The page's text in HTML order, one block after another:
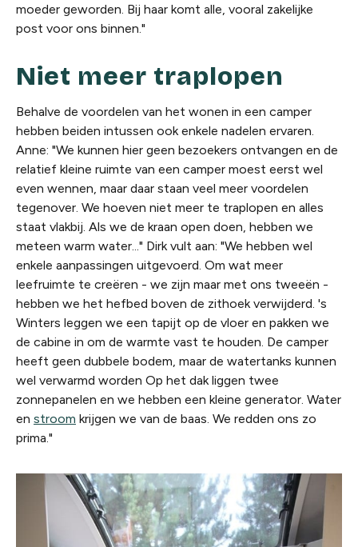
moeder geworden. Bij haar komt alle, vooral zakelijke
post voor ons binnen."
Niet meer traplopen
Behalve de voordelen van het wonen in een camper
hebben beiden intussen ook enkele nadelen ervaren.
Anne: "We kunnen hier geen bezoekers ontvangen en de
relatief kleine ruimte van een camper moest eerst wel
even wennen, maar daar staan veel meer voordelen
tegenover. We hoeven niet meer te traplopen en alles
staat vlakbij. Als we de kraan open doen, hebben we
meteen warm water..." Dirk vult aan: "We hebben wel
enkele aanpassingen uitgevoerd. Om wat meer
leefruimte te creëren - we zijn maar met ons tweeën -
hebben we het hefbed boven de zithoek verwijderd. 's
Winters leggen we een tapijt op de vloer en pakken we
de cabine in om de warmte vast te houden. De camper
heeft geen dubbele bodem, maar de watertanks kunnen
wel verwarmd worden Op het dak liggen twee
zonnepanelen en we hebben een kleine generator. Water
en stroom krijgen we van de baas. We redden ons zo
prima."